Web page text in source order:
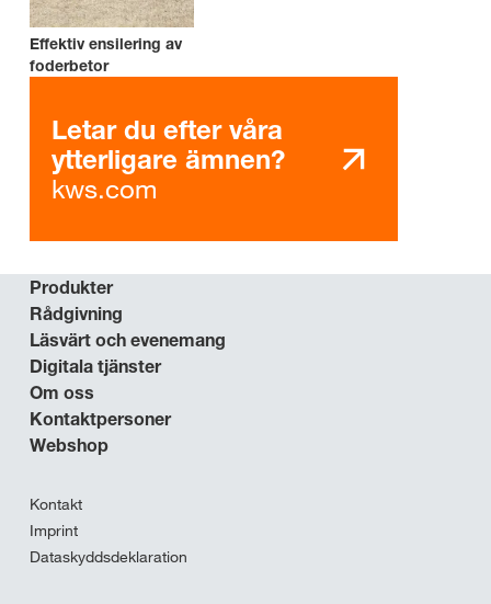
Effektiv ensilering av
foderbetor
Letar du efter våra
ytterligare ämnen?
kws.com
Produkter
Rådgivning
Läsvärt och evenemang
Digitala tjänster
Om oss
Kontaktpersoner
Webshop
Kontakt
Imprint
Dataskyddsdeklaration